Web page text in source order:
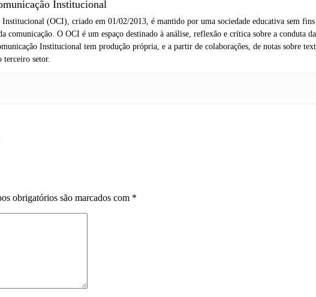
Institucional
(OCI), criado em 01/02/2013, é mantido por uma sociedade educativa sem
comunicação. O OCI é um espaço destinado à análise, reflexão e crítica sobre a conduta
Institucional tem produção própria, e a partir de colaborações, de notas sobre
terceiro setor.
obrigatórios são marcados com *